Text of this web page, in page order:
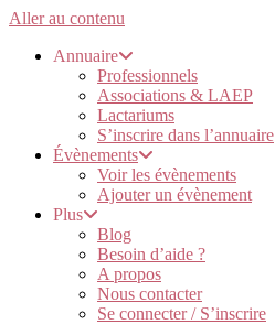
Aller au contenu
Annuaire
Professionnels
Associations & LAEP
Lactariums
S’inscrire dans l’annuaire
Évènements
Voir les évènements
Ajouter un évènement
Plus
Blog
Besoin d’aide ?
A propos
Nous contacter
Se connecter / S’inscrire